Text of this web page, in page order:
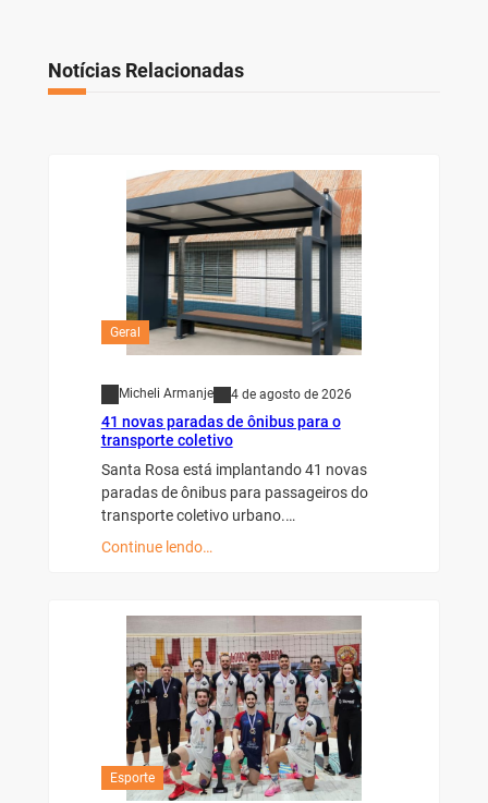
Notícias Relacionadas
Geral
Micheli Armanje 4 de agosto de 2026
41 novas paradas de ônibus para o
transporte coletivo
Santa Rosa está implantando 41 novas
paradas de ônibus para passageiros do
transporte coletivo urbano.…
Continue lendo…
Esporte